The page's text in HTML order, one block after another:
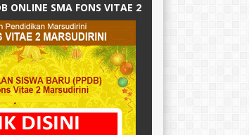
ONLINE SMA FONS VITAE 2